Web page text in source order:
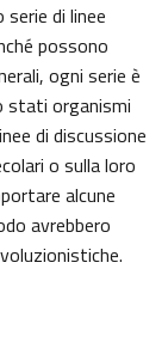
di linee
possono
ogni serie è
stati organismi
di discussione
o sulla loro
alcune
avrebbero